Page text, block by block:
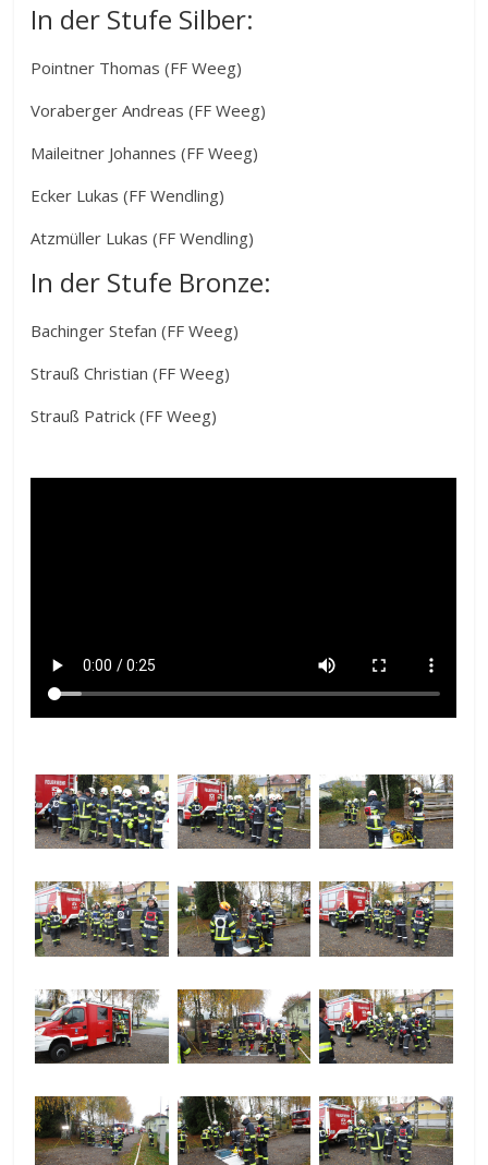
In der Stufe Silber:
Pointner Thomas (FF Weeg)
Voraberger Andreas (FF Weeg)
Maileitner Johannes (FF Weeg)
Ecker Lukas (FF Wendling)
Atzmüller Lukas (FF Wendling)
In der Stufe Bronze:
Bachinger Stefan (FF Weeg)
Strauß Christian (FF Weeg)
Strauß Patrick (FF Weeg)